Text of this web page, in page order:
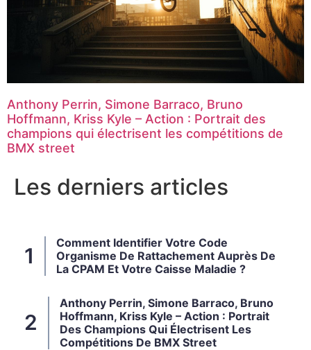
Anthony Perrin, Simone Barraco, Bruno
Hoffmann, Kriss Kyle – Action : Portrait des
champions qui électrisent les compétitions de
BMX street
Les derniers articles
Comment Identifier Votre Code
Organisme De Rattachement Auprès De
La CPAM Et Votre Caisse Maladie ?
Anthony Perrin, Simone Barraco, Bruno
Hoffmann, Kriss Kyle – Action : Portrait
Des Champions Qui Électrisent Les
Compétitions De BMX Street